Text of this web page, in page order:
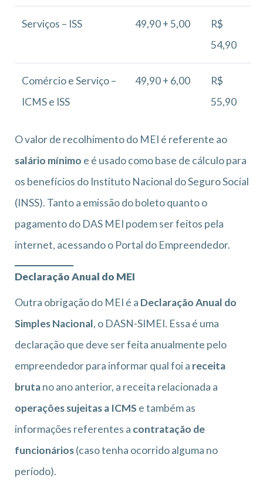
Serviços – ISS 49,90 + 5,00
R$
54,90
Comércio e Serviço –
ICMS e ISS
49,90 + 6,00
R$
55,90
O valor de recolhimento do MEI é referente ao
salário mínimo e é usado como base de cálculo para
os benefícios do Instituto Nacional do Seguro Social
(INSS). Tanto a emissão do boleto quanto o
pagamento do DAS MEI podem ser feitos pela
internet, acessando o Portal do Empreendedor.
Declaração Anual do MEI
Outra obrigação do MEI é a Declaração Anual do
Simples Nacional, o DASN-SIMEI. Essa é uma
declaração que deve ser feita anualmente pelo
empreendedor para informar qual foi a receita
brutano ano anterior, a receita relacionada a
operações sujeitas a ICMS e também as
informações referentes a contratação de
funcionários(caso tenha ocorrido alguma no
período).